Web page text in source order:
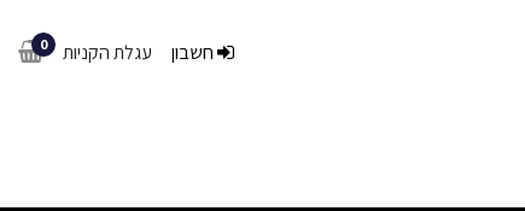
0 עגלת הקניות חשבון